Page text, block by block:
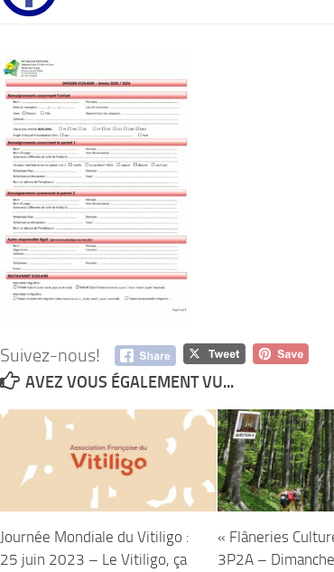
Suivez-nous!
AVEZ VOUS ÉGALEMENT VU...
Journée Mondiale du Vitiligo :
25 juin 2023 – Le Vitiligo, ça
« Flâneries
3P2A –